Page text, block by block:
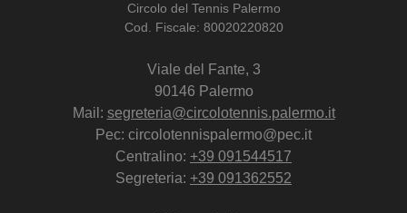
Circolo del Tennis Palermo
Cod. Fiscale: 80020220820
Viale del Fante, 3
90146 Palermo
Mail: segreteria@circolotennis.palermo.it
Pec: circolotennispalermo@pec.it
Centralino: +39 091544517
Segreteria: +39 091362552